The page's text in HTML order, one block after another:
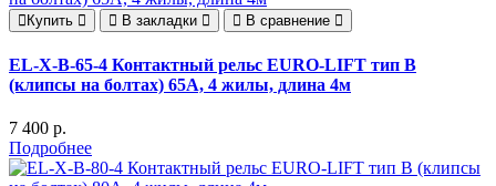
Купить В закладки В сравнение
EL-X-B-65-4 Контактный рельс EURO-LIFT тип B
(клипсы на болтах) 65А, 4 жилы, длина 4м
7 400 р.
Подробнее